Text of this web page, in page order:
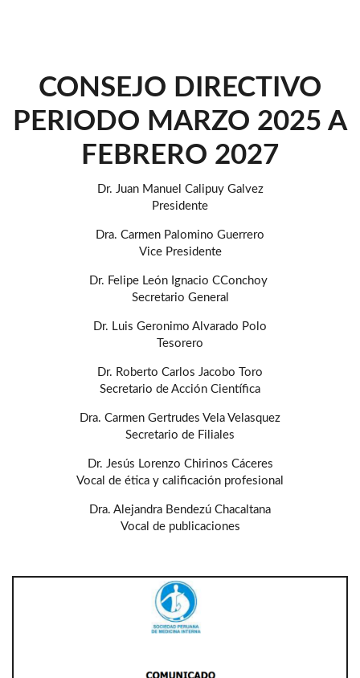
CONSEJO DIRECTIVO
PERIODO MARZO 2025 A
FEBRERO 2027
Dr. Juan Manuel Calipuy Galvez
Presidente
Dra. Carmen Palomino Guerrero
Vice Presidente
Dr. Felipe León Ignacio CConchoy
Secretario General
Dr. Luis Geronimo Alvarado Polo
Tesorero
Dr. Roberto Carlos Jacobo Toro
Secretario de Acción Científica
Dra. Carmen Gertrudes Vela Velasquez
Secretario de Filiales
Dr. Jesús Lorenzo Chirinos Cáceres
Vocal de ética y calificación profesional
Dra. Alejandra Bendezú Chacaltana
Vocal de publicaciones